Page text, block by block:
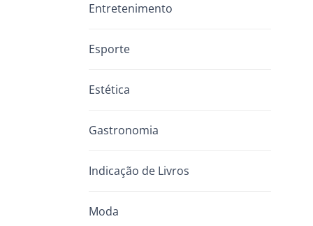
Entretenimento
Esporte
Estética
Gastronomia
Indicação de Livros
Moda